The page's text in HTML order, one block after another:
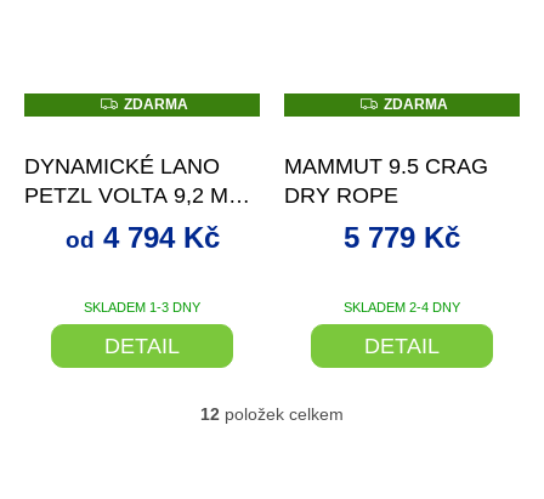
Z
D
M
A
ZDARMA
DYNAMICKÉ LANO
PETZL VOLTA 9,2 MM
BARVA ORANŽOVÁ
VELIKOST 60 M
SKLADEM 1-3 DNY
od 4 794 Kč
DETAIL
Z
D
M
A
ZDARMA
MAMMUT 9.5 CRAG
DRY ROPE
SKLADEM 2-4 DNY
5 779 Kč
DETAIL
O
12 položek celkem